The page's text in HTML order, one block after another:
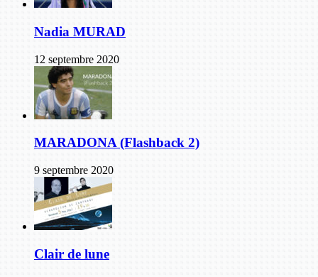
Nadia MURAD
12 septembre 2020
MARADONA (Flashback 2)
9 septembre 2020
Clair de lune